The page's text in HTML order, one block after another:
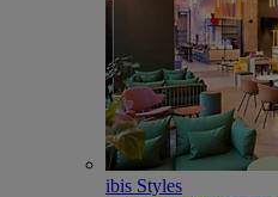
ibis Styles